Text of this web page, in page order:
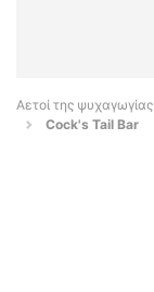
Αετοί της ψυχαγωγίας
Cock's Tail Bar